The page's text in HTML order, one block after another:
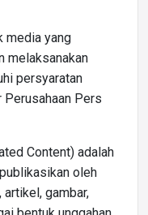
media yang
melaksanakan
persyaratan
Perusahaan Pers
Content) adalah
oleh
artikel, gambar,